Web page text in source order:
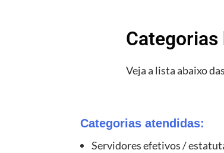
Veja a lista abaixo
Categorias atendidas:
Servidores efetivos /